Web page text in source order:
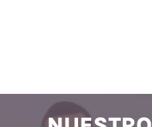
agradecimiento y
con la asesoría de
camino que